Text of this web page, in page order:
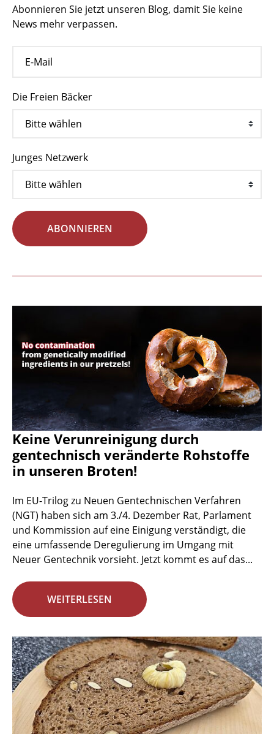
Abonnieren Sie jetzt unseren Blog, damit Sie keine
News mehr verpassen.
Die Freien Bäcker
Junges Netzwerk
ABONNIEREN
Keine Verunreinigung durch
gentechnisch veränderte Rohstoffe
in unseren Broten!
Im EU-Trilog zu Neuen Gentechnischen Verfahren
(NGT) haben sich am 3./4. Dezember Rat, Parlament
und Kommission auf eine Einigung verständigt, die
eine umfassende Deregulierung im Umgang mit
Neuer Gentechnik vorsieht. Jetzt kommt es auf das...
WEITERLESEN